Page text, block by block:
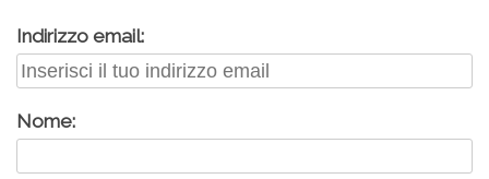
Indirizzo email:
Nome: